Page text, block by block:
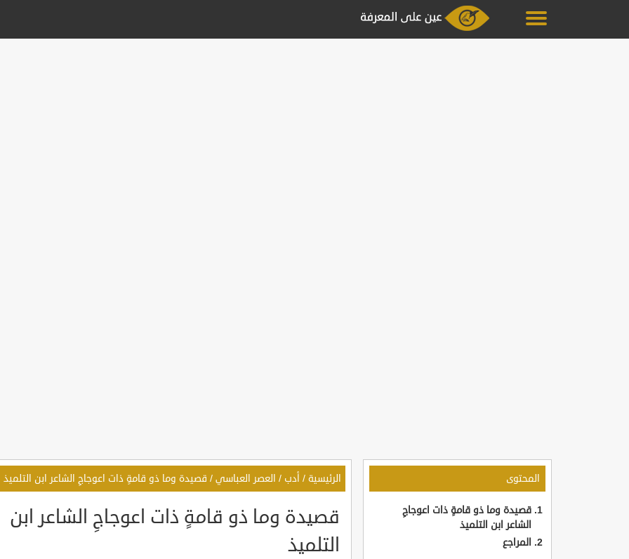
المحتوى
قصيدة وما ذو قامةٍ ذات اعوجاجِ
الشاعر ابن التلميذ
المراجع
الرئيسية / أدب / العصر العباسي / قصيدة وما ذو قامةٍ ذات اعوجاجِ الشاعر ابن التلميذ
قصيدة وما ذو قامةٍ ذات اعوجاجِ الشاعر ابن
التلميذ